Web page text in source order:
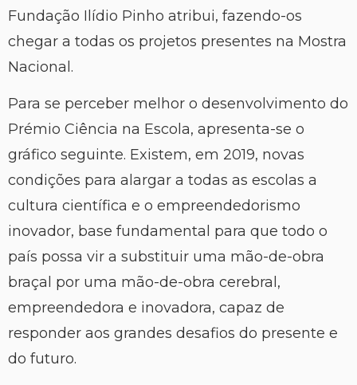
Fundação Ilídio Pinho atribui, fazendo-os
chegar a todas os projetos presentes na Mostra
Nacional.
Para se perceber melhor o desenvolvimento do
Prémio Ciência na Escola, apresenta-se o
gráfico seguinte. Existem, em 2019, novas
condições para alargar a todas as escolas a
cultura científica e o empreendedorismo
inovador, base fundamental para que todo o
país possa vir a substituir uma mão-de-obra
braçal por uma mão-de-obra cerebral,
empreendedora e inovadora, capaz de
responder aos grandes desafios do presente e
do futuro.